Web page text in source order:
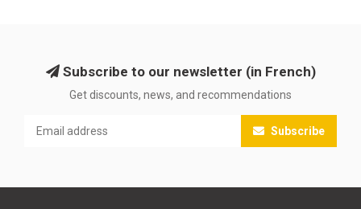
Subscribe to our newsletter (in French)
Get discounts, news, and recommendations
Subscribe